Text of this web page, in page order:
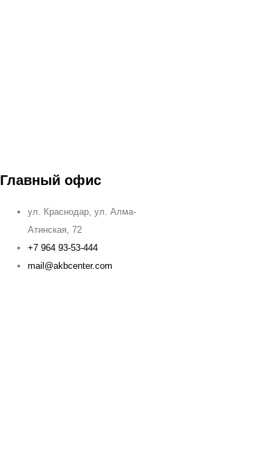
Главный офис
ул. Краснодар, ул. Алма-
Атинская, 72
+7 964 93-53-444
mail@akbcenter.com